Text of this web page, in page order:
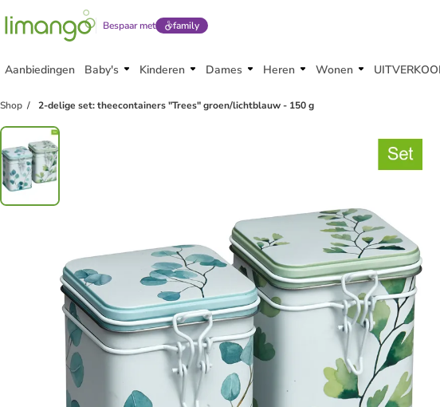
Bespaar met family
Aanbiedingen Baby's Kinderen Dames Heren Wonen
Shop 2-delige set: theecontainers "Trees" groen/lichtblauw - 150 g